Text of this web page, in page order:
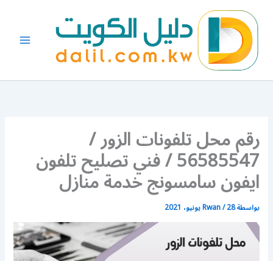
المحتوى
رقم محل تلفونات الزور /
56585547 / فني تصليح تلفون
ايفون سامسونج خدمة منازل
بواسطة Rwan/28 يونيو، 2021